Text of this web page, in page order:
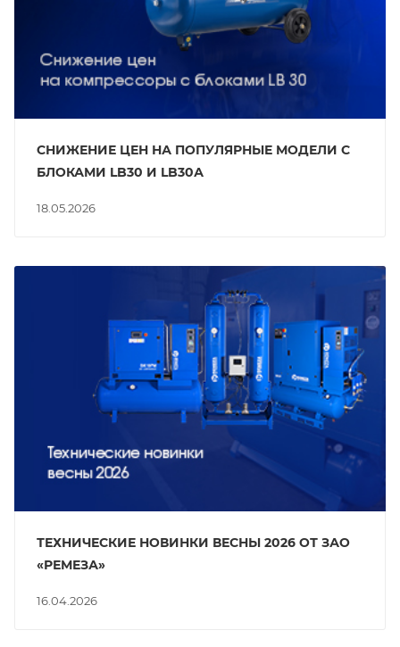
18.05.2026
СНИЖЕНИЕ ЦЕН НА ПОПУЛЯРНЫЕ МОДЕЛИ С
БЛОКАМИ LB30 И LB30А
16.04.2026
ТЕХНИЧЕСКИЕ НОВИНКИ ВЕСНЫ 2026 ОТ ЗАО
«РЕМЕЗА»